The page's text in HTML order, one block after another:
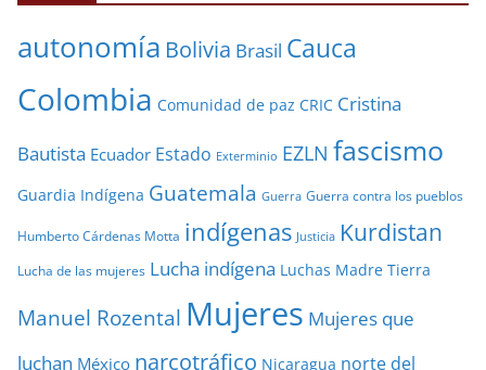
autonomía Bolivia Brasil Cauca
Colombia Comunidad de paz CRIC Cristina
Bautista Ecuador Estado Exterminio EZLN fascismo
Guardia Indígena Guatemala Guerra Guerra contra los pueblos
Humberto Cárdenas Motta indígenas Justicia Kurdistan
Lucha de las mujeres Lucha indígena Luchas Madre Tierra
Manuel Rozental Mujeres Mujeres que
luchan México narcotráfico Nicaragua norte del